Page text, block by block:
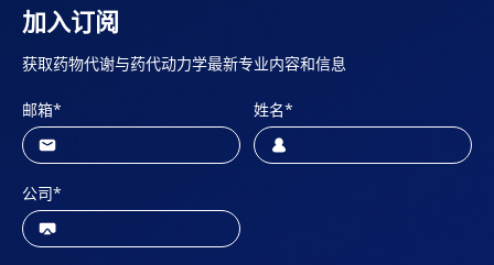
加入订阅
获取药物代谢与药代动力学最新专业内容和信息
邮箱* 姓名*
公司*